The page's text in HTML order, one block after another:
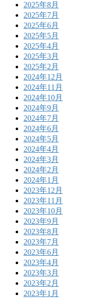
2025年8月
2025年7月
2025年6月
2025年5月
2025年4月
2025年3月
2025年2月
2024年12月
2024年11月
2024年10月
2024年9月
2024年7月
2024年6月
2024年5月
2024年4月
2024年3月
2024年2月
2024年1月
2023年12月
2023年11月
2023年10月
2023年9月
2023年8月
2023年7月
2023年6月
2023年4月
2023年3月
2023年2月
2023年1月